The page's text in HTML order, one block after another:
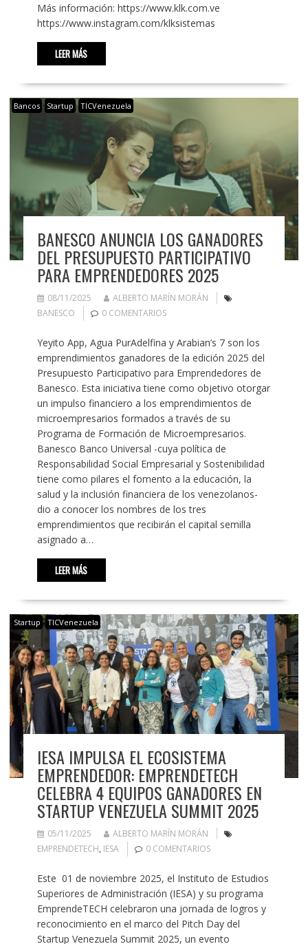
Más información: https://www.klk.com.ve
https://www.instagram.com/klksistemas
LEER MÁS
Bancos Startup TICVenezuela
BANESCO ANUNCIA LOS GANADORES
DEL PRESUPUESTO PARTICIPATIVO
PARA EMPRENDEDORES 2025
08/11/2025
ALBERTO MARÍN MORÁN
BANESCO
0 COMENTARIOS
Yeyito App, Agua PurAdelfina y Arabian’s 7 son los
emprendimientos ganadores de la edición 2025 del
Presupuesto Participativo para Emprendedores de
Banesco. Esta iniciativa tiene como objetivo otorgar
un impulso financiero a los emprendimientos de
microempresarios formados a través de su
Programa de Formación de Microempresarios.
Banesco Banco Universal -cuya política de
Responsabilidad Social Empresarial y Sostenibilidad
tiene como pilares el fomento a la educación, la
salud y la inclusión financiera de los venezolanos-
dio a conocer los nombres de los tres
emprendimientos que recibirán el capital semilla
asignado a…
LEER MÁS
Startup TICVenezuela
IESA IMPULSA EL ECOSISTEMA
EMPRENDEDOR: EMPRENDETECH
CELEBRA 4 EQUIPOS GANADORES EN
STARTUP VENEZUELA SUMMIT 2025
05/11/2025
ALBERTO MARÍN MORÁN
EMPRENDETECH, IESA 0 COMENTARIOS
Este 01 de noviembre 2025, el Instituto de Estudios
Superiores de Administración (IESA) y su programa
EmprendeTECH celebraron una jornada de logros y
reconocimiento en el marco del Pitch Day del
Startup Venezuela Summit 2025, un evento